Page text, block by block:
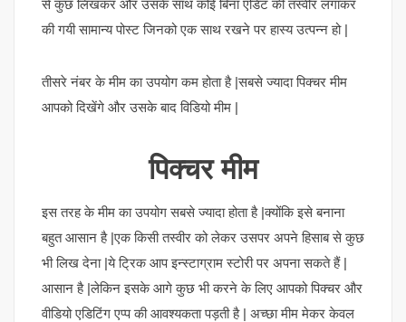
से कुछ लिखकर और उसके साथ कोई बिना एडिट की तस्वीर लगाकर
की गयी सामान्य पोस्ट जिनको एक साथ रखने पर हास्य उत्पन्न हो |
तीसरे नंबर के मीम का उपयोग कम होता है |सबसे ज्यादा पिक्चर मीम
आपको दिखेंगे और उसके बाद विडियो मीम |
पिक्चर मीम
इस तरह के मीम का उपयोग सबसे ज्यादा होता है |क्योंकि इसे बनाना
बहुत आसान है |एक किसी तस्वीर को लेकर उसपर अपने हिसाब से कुछ
भी लिख देना |ये ट्रिक आप इन्स्टाग्राम स्टोरी पर अपना सकते हैं |
आसान है |लेकिन इसके आगे कुछ भी करने के लिए आपको पिक्चर और
वीडियो एडिटिंग एप्प की आवश्यकता पड़ती है | अच्छा मीम मेकर केवल